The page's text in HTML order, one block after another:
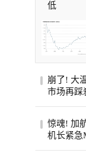
低
崩了! 大
市场再踩
惊魂! 加
机长紧急